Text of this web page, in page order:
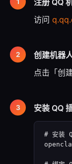
注册 QQ
访问
创建机器
点击「创
安装 QQ
# 安装